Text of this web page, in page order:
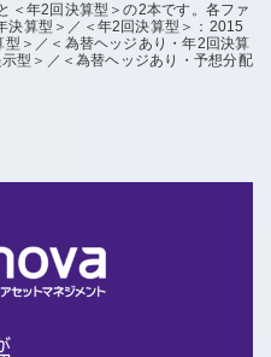
年2回決算型＞の2本です。各ファ
決算型＞／＜年2回決算型＞：2015
＞／＜為替ヘッジあり・年2回決算
型＞／＜為替ヘッジあり・予想分配